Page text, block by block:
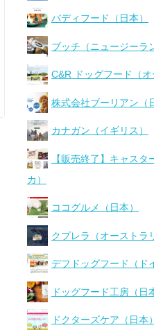
バディフード（日本）
ブッチ（ニュージーラ
C&R ドッグフード（オ
株式会社ブーリアン（
カナガン（イギリス）
【販売終了】キャス
カ）
ココグルメ（日本）
クプレラ（オーストラ
デフドッグフード（ド
ドッグフード工房（日
ドクターズケア（日本）